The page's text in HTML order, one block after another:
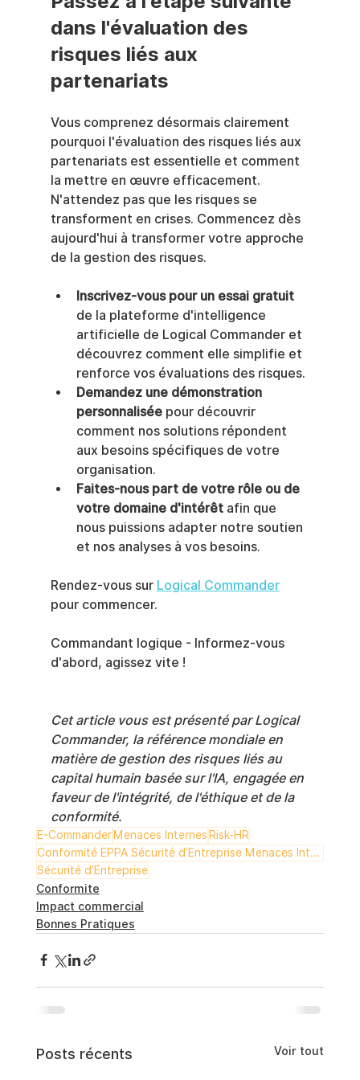
dans l'évaluation des
risques liés aux
partenariats
Vous comprenez désormais clairement
pourquoi l'évaluation des risques liés aux
partenariats est essentielle et comment
la mettre en œuvre efficacement.
N'attendez pas que les risques se
transforment en crises. Commencez dès
aujourd'hui à transformer votre approche
de la gestion des risques.
Inscrivez-vous pour un essai gratuit
de la plateforme d'intelligence
artificielle de Logical Commander et
découvrez comment elle simplifie et
renforce vos évaluations des risques.
Demandez une démonstration
personnalisée pour découvrir
comment nos solutions répondent
aux besoins spécifiques de votre
organisation.
Faites-nous part de votre rôle ou de
votre domaine d'intérêt afin que
nous puissions adapter notre soutien
et nos analyses à vos besoins.
Rendez-vous sur Logical Commander
pour commencer.
Commandant logique - Informez-vous
d'abord, agissez vite !
Cet article vous est présenté par Logical
Commander, la référence mondiale en
matière de gestion des risques liés au
capital humain basée sur l'IA, engagée en
faveur de l'intégrité, de l'éthique et de la
conformité.
E-Commander Menaces Internes Risk-HR
Conformité EPPA Sécurité d’Entreprise Menaces Internes Gestion des Risques E-Commander Risk-HR
Sécurité d’Entreprise
Conformite
Impact commercial
Bonnes Pratiques
Posts récents Voir tout